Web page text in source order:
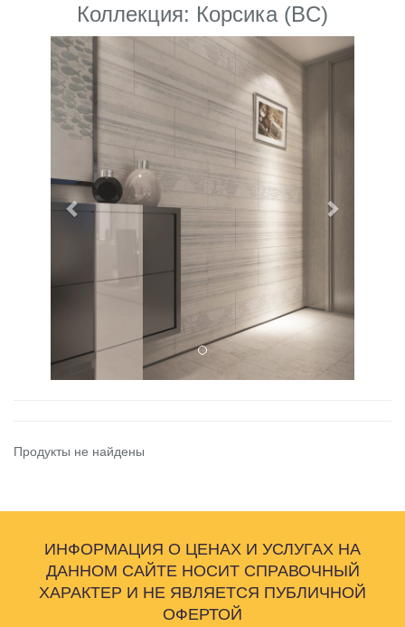
Коллекция: Корсика (BC)
Previous Next
Продукты не найдены
ИНФОРМАЦИЯ О ЦЕНАХ И УСЛУГАХ НА
ДАННОМ САЙТЕ НОСИТ СПРАВОЧНЫЙ
ХАРАКТЕР И НЕ ЯВЛЯЕТСЯ ПУБЛИЧНОЙ
ОФЕРТОЙ